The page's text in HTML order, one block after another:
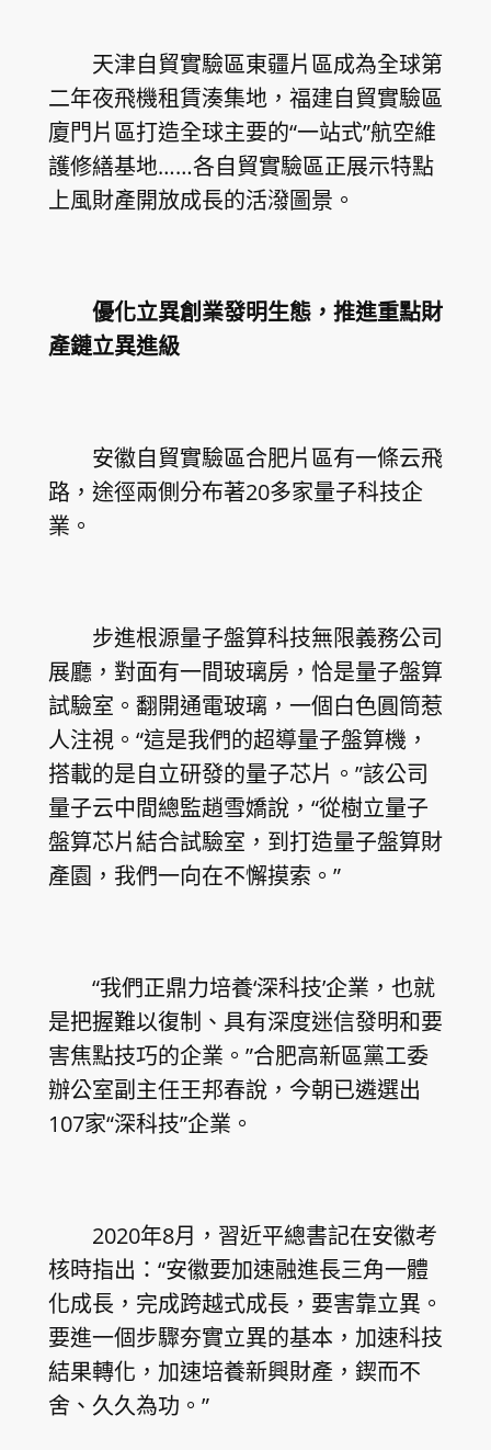
天津自貿實驗區東疆片區成為全球第
二年夜飛機租賃湊集地，福建自貿實驗區
廈門片區打造全球主要的“一站式”航空維
護修繕基地……各自貿實驗區正展示特點
上風財產開放成長的活潑圖景。
優化立異創業發明生態，推進重點財
產鏈立異進級
安徽自貿實驗區合肥片區有一條云飛
路，途徑兩側分布著20多家量子科技企
業。
步進根源量子盤算科技無限義務公司
展廳，對面有一間玻璃房，恰是量子盤算
試驗室。翻開通電玻璃，一個白色圓筒惹
人注視。“這是我們的超導量子盤算機，
搭載的是自立研發的量子芯片。”該公司
量子云中間總監趙雪嬌說，“從樹立量子
盤算芯片結合試驗室，到打造量子盤算財
產園，我們一向在不懈摸索。”
“我們正鼎力培養‘深科技’企業，也就
是把握難以復制、具有深度迷信發明和要
害焦點技巧的企業。”合肥高新區黨工委
辦公室副主任王邦春說，今朝已遴選出
107家“深科技”企業。
2020年8月，習近平總書記在安徽考
核時指出：“安徽要加速融進長三角一體
化成長，完成跨越式成長，要害靠立異。
要進一個步驟夯實立異的基本，加速科技
結果轉化，加速培養新興財產，鍥而不
舍、久久為功。”